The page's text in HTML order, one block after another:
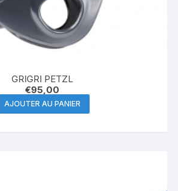
GRIGRI PETZL
€95,00
AJOUTER AU PANIER